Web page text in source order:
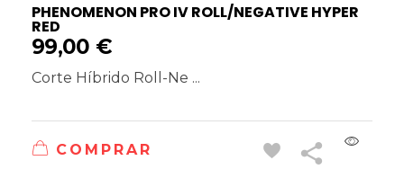
PHENOMENON PRO IV ROLL/NEGATIVE HYPER
RED
99,00 €
Corte Híbrido Roll-Ne ...
COMPRAR